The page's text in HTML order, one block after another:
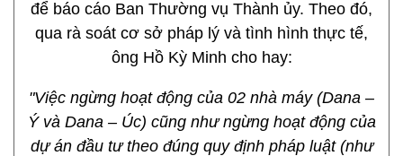
để báo cáo Ban Thường vụ Thành ủy. Theo đó,
qua rà soát cơ sở pháp lý và tình hình thực tế,
ông Hồ Kỳ Minh cho hay:
"Việc ngừng hoạt động của 02 nhà máy (Dana –
Ý và Dana – Úc) cũng như ngừng hoạt động của
dự án đầu tư theo đúng quy định pháp luật (như